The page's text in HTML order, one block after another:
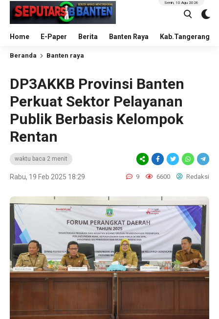
Home E-Paper Berita Banten Raya Kab.Tangerang
Senin, 10 Agu 2026
Beranda Banten raya
DP3AKKB Provinsi Banten
Perkuat Sektor Pelayanan
Publik Berbasis Kelompok
Rentan
waktu baca 2 menit
Rabu, 19 Feb 2025 18:29 9 6600 Redaksi